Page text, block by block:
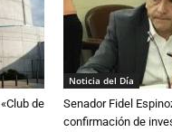
de
Noticia del Día
Senador Fidel
confirmación de